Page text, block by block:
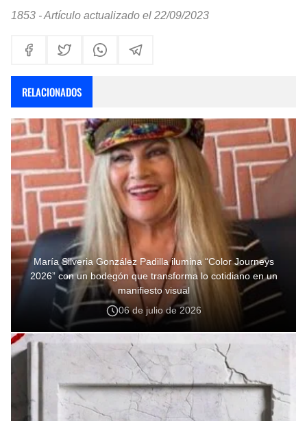
1853 - Artículo actualizado el 22/09/2023
RELACIONADOS
María Silveria González Padilla ilumina “Color Journeys
2026” con un bodegón que transforma lo cotidiano en un
manifiesto visual
06 de julio de 2026